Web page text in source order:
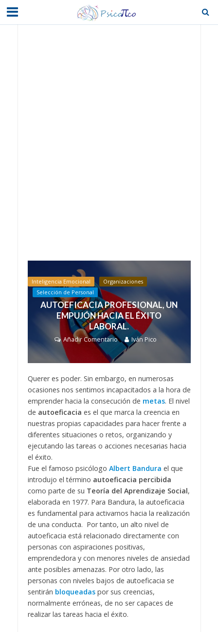
Inteligencia Emocional
Organizaciones
Selección de Personal
AUTOEFICACIA PROFESIONAL, UN
EMPUJÓN HACIA EL ÉXITO
LABORAL.
Añadir Comentario Iván Pico
Querer es poder. Sin embargo, en numerosas
ocasiones nos sentimos incapacitados a la hora de
emprender hacia la consecución de metas. El nivel
de autoeficacia es el que marca la creencia en
nuestras propias capacidades para hacer frente a
diferentes situaciones o retos, organizando y
ejecutando las tareas o acciones necesarias hacia
el éxito.
Fue el famoso psicólogo Albert Bandura el que
introdujo el término autoeficacia percibida
como parte de su Teoría del Aprendizaje Social,
elaborada en 1977. Para Bandura, la autoeficacia
es fundamental para activarnos hacia la realización
de una conducta. Por tanto, un alto nivel de
autoeficacia está relacionado directamente con
personas con aspiraciones positivas,
emprendedora y con menores niveles de ansiedad
ante posibles amenazas. Por otro lado, las
personas con niveles bajos de autoeficacia se
sentirán bloqueadaspor sus creencias,
normalmente erróneas, de no ser capaces de
realizar las tareas hacia el éxito.